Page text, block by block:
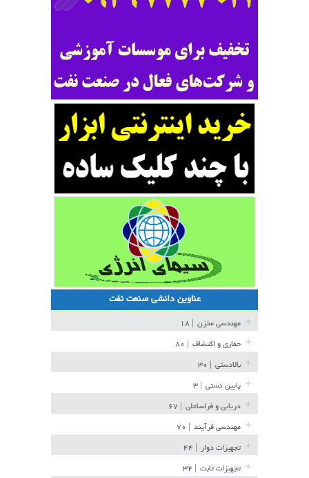
عناوین دانشی صنعت نفت
مهندسی مخزن
حفاری و اکتشاف
بالادستی
پایین دستی
دریایی و فراساحلی
مهندسی فرآیند
تجهیزات دوار
تجهیزات ثابت